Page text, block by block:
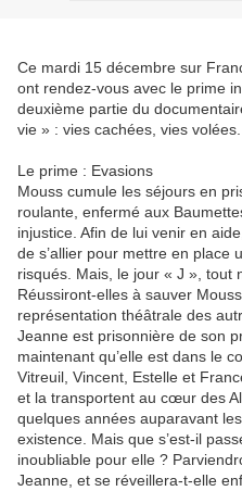
Ce mardi 15 décembre sur
ont rendez-vous avec le prime
deuxième partie du
vie » : vies cachées, vies volées.
Le prime : Evasions
Mouss cumule les séjours en
roulante, enfermé aux
injustice. Afin de lui venir en
de s’allier pour mettre en place
risqués. Mais, le jour « J », tout
Réussiront-elles à sauver
représentation théâtrale des
Jeanne est prisonnière de son
maintenant qu’elle est dans le
Vitreuil, Vincent, Estelle et
et la transportent au cœur des
quelques années auparavant
existence. Mais que s’est-il
inoubliable pour elle ?
Jeanne, et se réveillera-t-elle